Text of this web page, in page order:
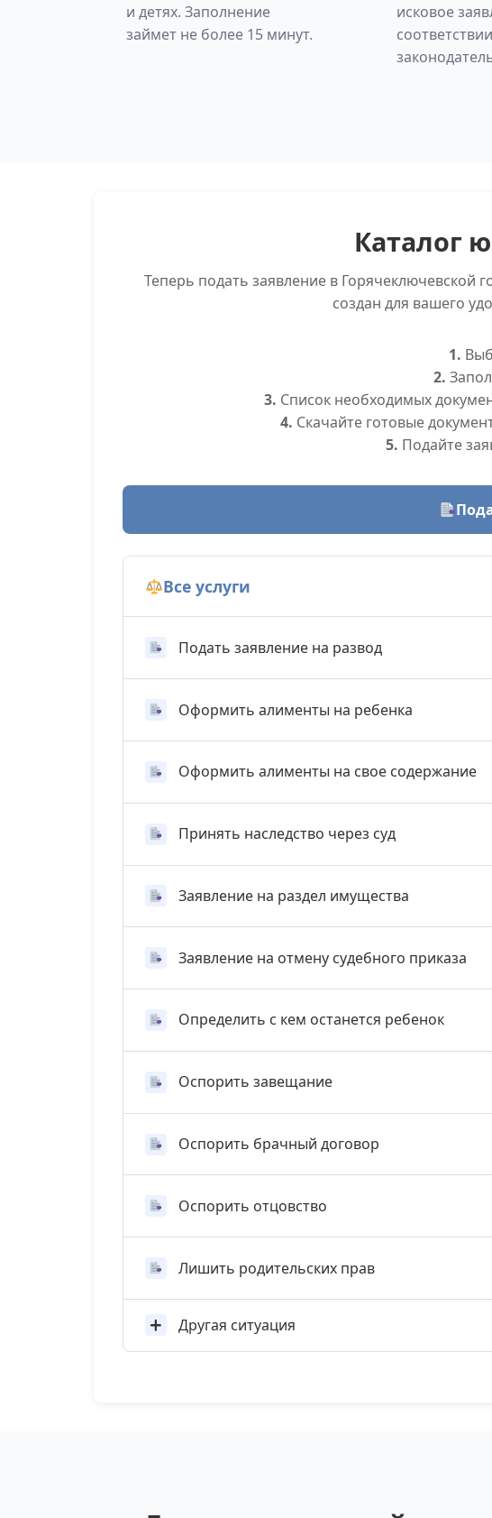
и детях. Заполнение
займет не более 15 минут.
исковое
Каталог
Теперь подать заявление в Горячеключевской
создан для вашего
1.
2.
3. Список необходимых
4. Скачайте готовые
5. Подайте
Все услуги
Подать заявление на развод
Оформить алименты на ребенка
Оформить алименты на свое содержание
Принять наследство через суд
Заявление на раздел имущества
Заявление на отмену судебного приказа
Определить с кем останется ребенок
Оспорить завещание
Оспорить брачный договор
Оспорить отцовство
Лишить родительских прав
Другая ситуация